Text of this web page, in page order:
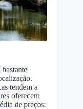
bastante
tendem a
oferecem
de preços: